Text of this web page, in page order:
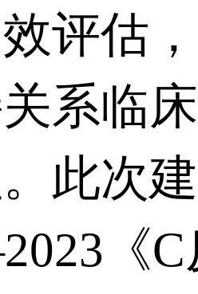
评估
系临
此次
《